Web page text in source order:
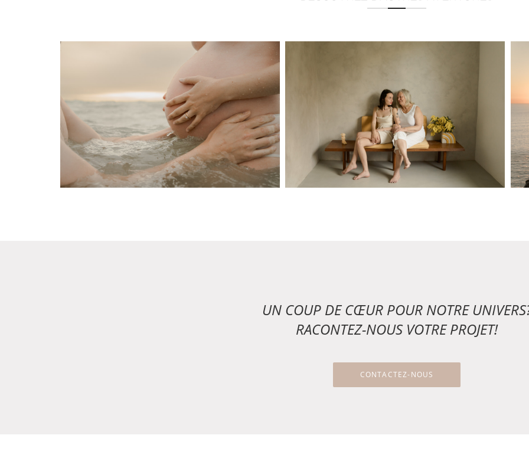
UN COUP DE CŒUR POUR NOTRE
RACONTEZ-NOUS VOTRE PROJET!
CONTACTEZ-NOUS